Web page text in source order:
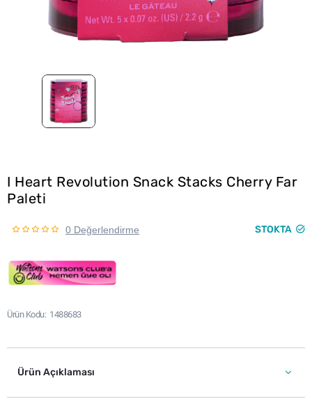
I Heart Revolution Snack Stacks Cherry Far
Paleti
0 Değerlendirme STOKTA
Ürün Kodu 1488683
Ürün Açıklaması